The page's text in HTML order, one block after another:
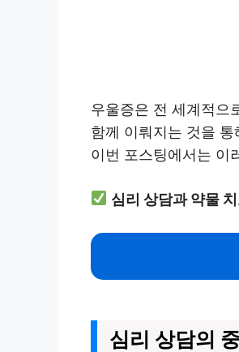
우울증은 전 세계적으
함께 이뤄지는 것을
이번 포스팅에서는 이
심리 상담과 약물
심리 상담의